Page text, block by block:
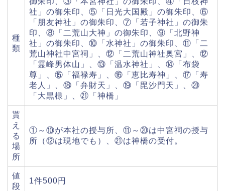
種
類
社」の御朱印、⑤「日光大国殿」の御朱印、⑥
「朋友神社」の御朱印、⑦「若子神社」の御朱
印、⑧「二荒山大神」の御朱印、⑨「北野神
社」の御朱印、⑩「水神社」の御朱印、⑪「二
荒山神社中宮祠」、⑫「二荒山神社奥宮」、⑫
「霊峰男体山」、⑬「温水神社」、⑭「布袋
尊」、⑮「福禄寿」、⑯「恵比寿神」、⑰「寿
老人」、⑱「弁財天」、⑲「毘沙門天」、⑳
「大黒様」、㉑「神橋」
貰
え
る
場
所
①～⑩が本社の授与所、⑪～⑳は中宮祠の授与
所（⑫は現地でも）、㉑は神橋の受付。
値
段
1件500円